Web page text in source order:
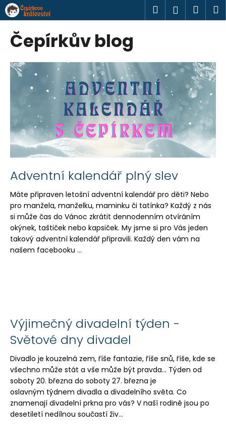
Přejít
na
obsah
Hledat
Čepírkův blog
V
č
l
á
n
ů
Adventní kalendář plný slev
Máte připraven letošní adventní kalendář pro děti? Nebo
pro manžela, manželku, maminku či tatínka? Každý z nás
si může čas do Vánoc zkrátit dennodenním otvíráním
okýnek, taštiček nebo kapsiček. My jsme si pro Vás jeden
takový adventní kalendář připravili. Každý den vám na
našem facebooku ...
Výjimečný divadelní týden -
Světové dny divadel
Divadlo je kouzelná zem, říše fantazie, říše snů, říše, kde se
všechno může stát a vše může být pravda... Týden od
soboty 20. března do soboty 27. března je
oslavným týdnem divadla a divadelního světa. Co
znamenají divadelní prkna pro vás? V naší rodině jsou po
desetiletí nedílnou součastí živ...
K
o
o
e
b
u
j
t
e
n
a
j
HLEDAT
D
o
p
o